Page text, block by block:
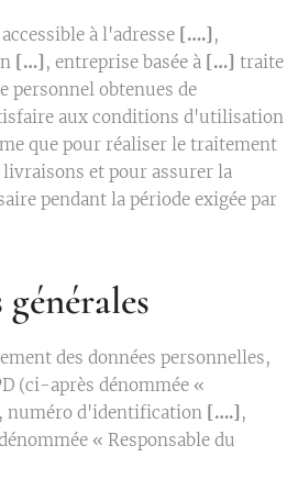
accessible à l'adresse [….] ,
[…] , entreprise basée à […] traite
personnel obtenues de
aux conditions d'utilisation
que pour réaliser le traitement
livraisons et pour assurer la
pendant la période exigée par
des données personnelles,
(ci-après dénommée «
, numéro d'identification [….] ,
« Responsable du